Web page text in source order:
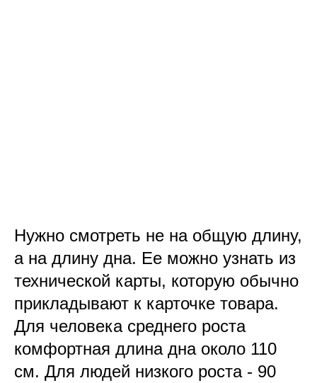
Нужно смотреть не на общую длину,
а на длину дна. Ее можно узнать из
технической карты, которую обычно
прикладывают к карточке товара.
Для человека среднего роста
комфортная длина дна около 110
см. Для людей низкого роста - 90